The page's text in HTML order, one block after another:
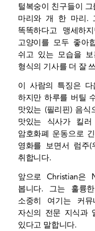
털복숭이 친구들이
마리와 개 한 마리.
똑똑하다고 맹세하
고양이를 모두 좋아
쉬고 있는 모습을
형식의 기사를 더 잘
이 사람의 특징은 다
하지만 하루를 버틸
맛있는 (필리핀) 음
맛있는 식사가 킬
암호화폐 운동으로
영화를 보면서 럼주
취합니다.
앞으로 Christian은
봅니다. 그는 훌륭
소중히 여기는 커
자신의 전문 지식과
있다고 말합니다.